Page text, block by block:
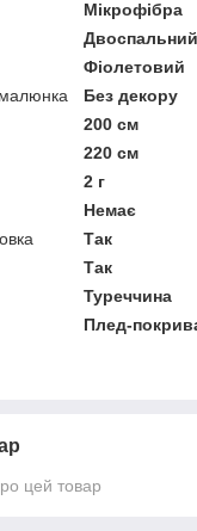
Мікрофібра
Фіолетовий
Без декору
200 см
220 см
2 г
Немає
Так
Так
Туреччина
Плед-
цей товар